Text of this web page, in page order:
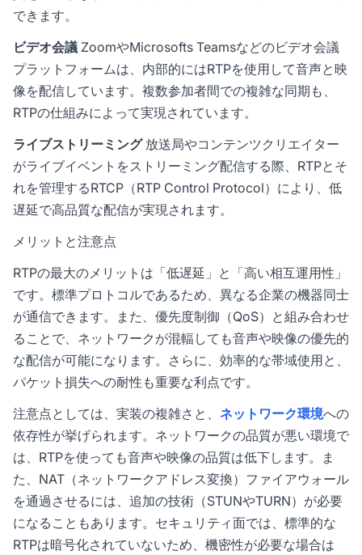
できます。
ビデオ会議 ZoomやMicrosofts Teamsなどのビデオ会議
プラットフォームは、内部的にはRTPを使用して音声と映
像を配信しています。複数参加者間での複雑な同期も、
RTPの仕組みによって実現されています。
ライブストリーミング放送局やコンテンツクリエイター
がライブイベントをストリーミング配信する際、RTPとそ
れを管理するRTCP（RTP Control Protocol）により、低
遅延で高品質な配信が実現されます。
メリットと注意点
RTPの最大のメリットは「低遅延」と「高い相互運用性」
です。標準プロトコルであるため、異なる企業の機器同士
が通信できます。また、優先度制御（QoS）と組み合わせ
ることで、ネットワークが混輻しても音声や映像の優先的
な配信が可能になります。さらに、効率的な帯域使用と、
パケット損失への耐性も重要な利点です。
注意点としては、実装の複雑さと、 ネットワーク環境への
依存性が挙げられます。ネットワークの品質が悪い環境で
は、RTPを使っても音声や映像の品質は低下します。ま
た、NAT（ネットワークアドレス変換）ファイアウォール
を通過させるには、追加の技術（STUNやTURN）が必要
になることもあります。セキュリティ面では、標準的な
RTPは暗号化されていないため、機密性が必要な場合は